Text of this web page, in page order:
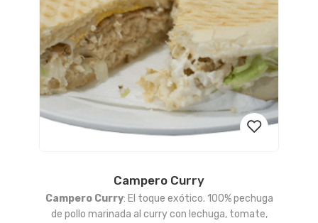
a la
Campero Curry
Campero Curry: El toque exótico. 100% pechuga
de pollo marinada al curry con lechuga, tomate,